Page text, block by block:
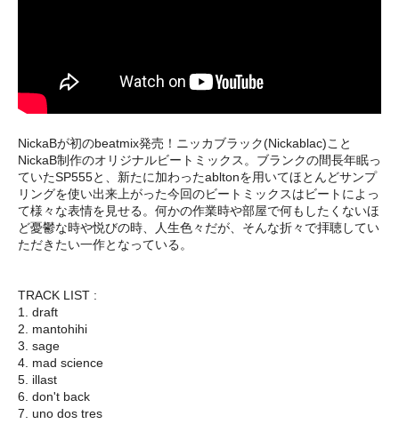
NickaBが初のbeatmix発売！ニッカブラック(Nickablac)こと
NickaB制作のオリジナルビートミックス。ブランクの間長年眠っ
ていたSP555と、新たに加わったabltonを用いてほとんどサンプ
リングを使い出来上がった今回のビートミックスはビートによっ
て様々な表情を見せる。何かの作業時や部屋で何もしたくないほ
ど憂鬱な時や悦びの時、人生色々だが、そんな折々で拝聴してい
ただきたい一作となっている。
TRACK LIST :
1. draft
2. mantohihi
3. sage
4. mad science
5. illast
6. don't back
7. uno dos tres